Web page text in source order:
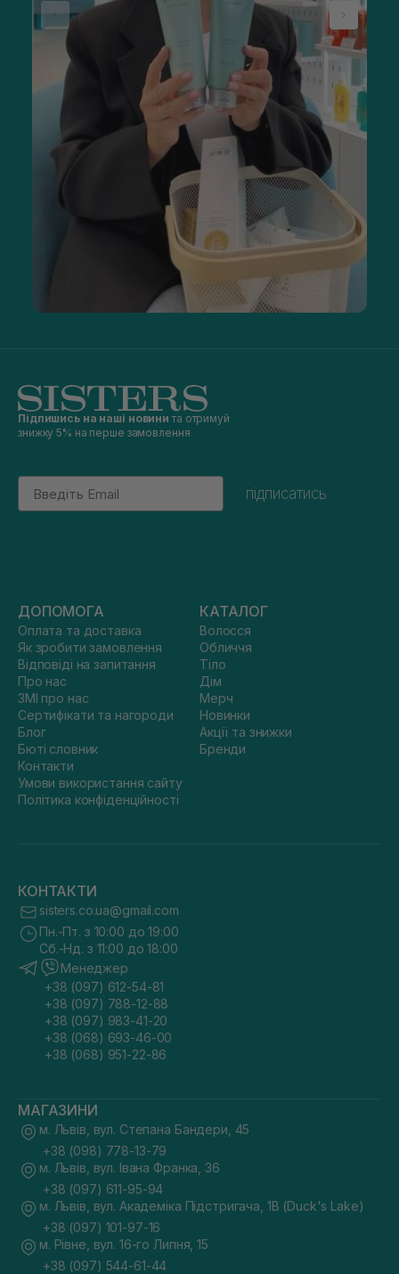
Підпишись на наші новини та отримуй
знижку 5% на перше замовлення
Email
підписатись
ДОПОМОГА
Оплата та доставка
Як зробити замовлення
Відповіді на запитання
Про нас
ЗМІ про нас
Сертифікати та нагороди
Блог
Бюті словник
Контакти
Умови використання сайту
Політика конфіденційності
КАТАЛОГ
Волосся
Обличчя
Тіло
Дім
Мерч
Новинки
Акції та знижки
Бренди
КОНТАКТИ
sisters.co.ua@gmail.com
Пн.-Пт. з 10:00 до 19:00
Сб.-Нд. з 11:00 до 18:00
Менеджер
+38 (097) 612-54-81
+38 (097) 788-12-88
+38 (097) 983-41-20
+38 (068) 693-46-00
+38 (068) 951-22-86
МАГАЗИНИ
м. Львів, вул. Степана Бандери, 45
+38 (098) 778-13-79
м. Львів, вул. Івана Франка, 36
+38 (097) 611-95-94
м. Львів, вул. Академіка Підстригача, 1В (Duck's Lake)
+38 (097) 101-97-16
м. Рівне, вул. 16-го Липня, 15
+38 (097) 544-61-44